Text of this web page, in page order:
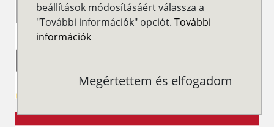
beállítások módosításáért válassza a
"További információk" opciót. További
információk
Megértettem és elfogadom